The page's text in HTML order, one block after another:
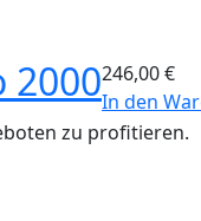
2000246,00€
In den
zu profitieren.